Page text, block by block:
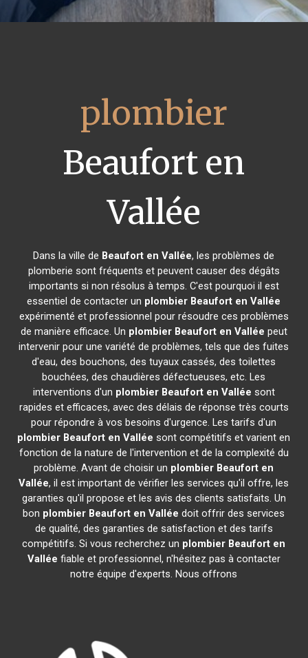
plombier
Beaufort en
Vallée
Dans la ville de Beaufort en Vallée, les problèmes de
plomberie sont fréquents et peuvent causer des dégâts
importants si non résolus à temps. C'est pourquoi il est
essentiel de contacter un plombier Beaufort en Vallée
expérimenté et professionnel pour résoudre ces problèmes
de manière efficace. Un plombier Beaufort en Vallée peut
intervenir pour une variété de problèmes, tels que des fuites
d'eau, des bouchons, des tuyaux cassés, des toilettes
bouchées, des chaudières défectueuses, etc. Les
interventions d'un plombier Beaufort en Vallée sont
rapides et efficaces, avec des délais de réponse très courts
pour répondre à vos besoins d'urgence. Les tarifs d'un
plombier Beaufort en Vallée sont compétitifs et varient en
fonction de la nature de l'intervention et de la complexité du
problème. Avant de choisir un plombier Beaufort en
Vallée, il est important de vérifier les services qu'il offre, les
garanties qu'il propose et les avis des clients satisfaits. Un
bon plombier Beaufort en Vallée doit offrir des services
de qualité, des garanties de satisfaction et des tarifs
compétitifs. Si vous recherchez un plombier Beaufort en
Vallée fiable et professionnel, n'hésitez pas à contacter
notre équipe d'experts. Nous offrons